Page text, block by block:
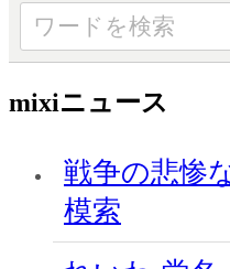
mixiニュース
戦争の悲惨
模索